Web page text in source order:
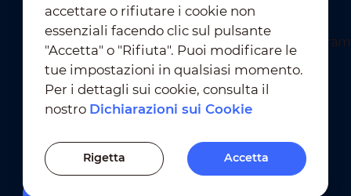
Condizioni D'Uso ｜
Conformità alla Privacy
Impostazioni dei Cookie
accettare o rifiutare i cookie non
essenziali facendo clic sul pulsante
"Accetta" o "Rifiuta". Puoi modificare le
tue impostazioni in qualsiasi momento.
Per i dettagli sui cookie, consulta il
nostro Dichiarazioni sui Cookie
Rigetta Accetta